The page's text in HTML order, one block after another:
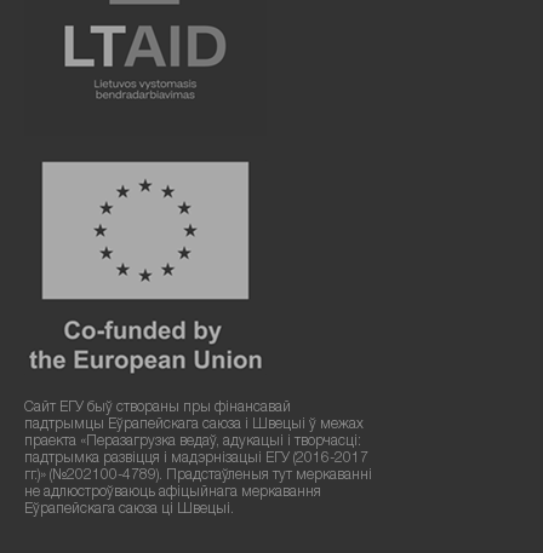
Сайт ЕГУ быў створаны пры фінансавай
падтрымцы Еўрапейскага саюза і Швецыі ў межах
праекта «Перазагрузка ведаў, адукацыі і творчасці:
падтрымка развіцця і мадэрнізацыі ЕГУ (2016-2017
гг.)» (№202100-4789). Прадстаўленыя тут меркаванні
не адлюстроўваюць афіцыйнага меркавання
Еўрапейскага саюза ці Швецыі.